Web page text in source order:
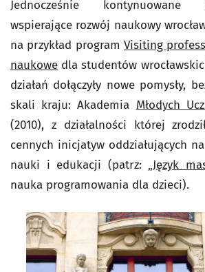
Jednocześnie kontynuowane
wspierające rozwój naukowy
na przykład program Visiting
naukowe dla studentów
działań dołączyły nowe pomysły,
skali kraju: Akademia Młodych
(2010), z działalności której
cennych inicjatyw oddziałujących
nauki i edukacji (patrz: „Język
nauka programowania dla dzieci).